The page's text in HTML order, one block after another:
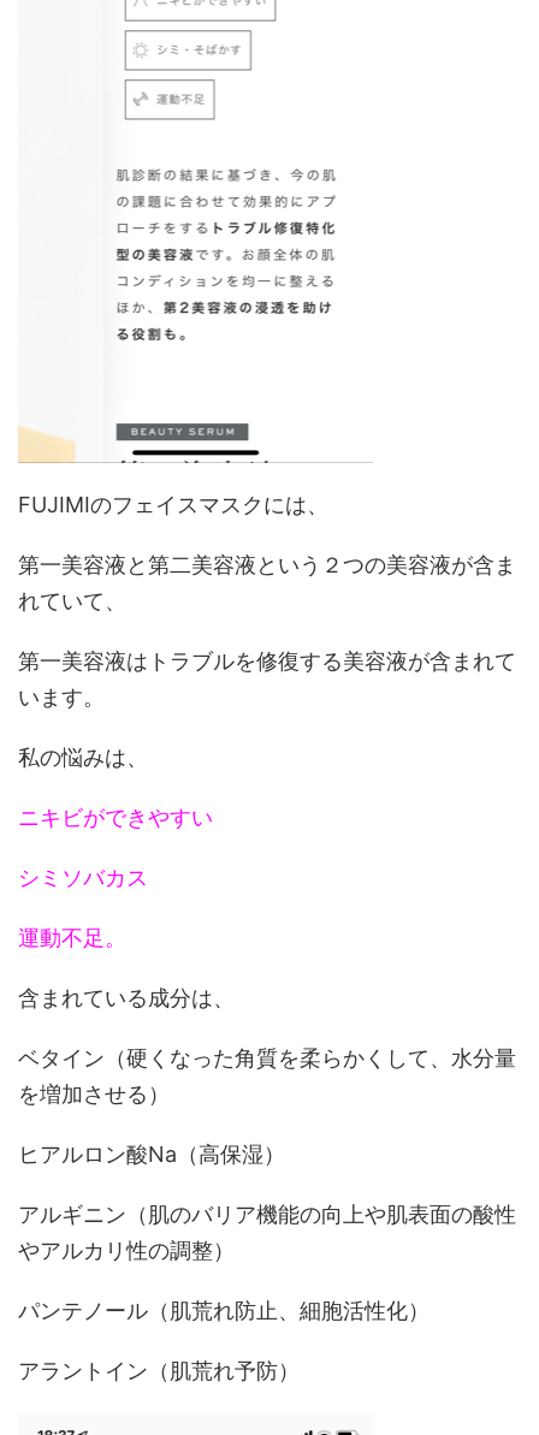
FUJIMIのフェイスマスクには、
第一美容液と第二美容液という２つの美容液が含ま
れていて、
第一美容液はトラブルを修復する美容液が含まれて
います。
私の悩みは、
ニキビができやすい
シミソバカス
運動不足。
含まれている成分は、
ベタイン（硬くなった角質を柔らかくして、水分量
を増加させる）
ヒアルロン酸Na（高保湿）
アルギニン（肌のバリア機能の向上や肌表面の酸性
やアルカリ性の調整）
パンテノール（肌荒れ防止、細胞活性化）
アラントイン（肌荒れ予防）